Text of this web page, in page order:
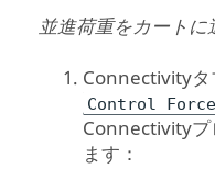
並進荷重をカートに
Connectivityタ
Control Force
Connectivityプ
ます：